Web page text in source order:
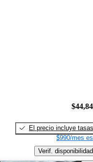
El precio incluye tasas
$990/mes
Verif. disponibilidad